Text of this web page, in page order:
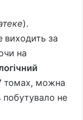
).
за
на
можна
не